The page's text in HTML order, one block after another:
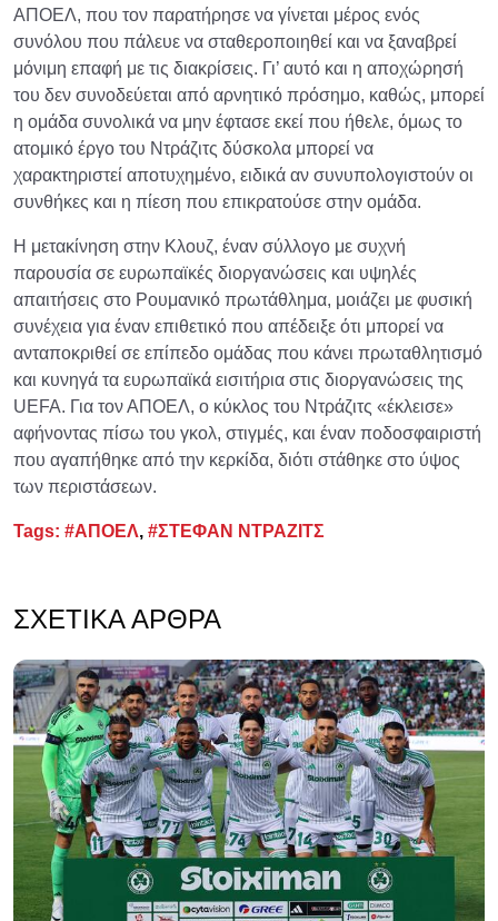
ΑΠΟΕΛ, που τον παρατήρησε να γίνεται μέρος ενός
συνόλου που πάλευε να σταθεροποιηθεί και να ξαναβρεί
μόνιμη επαφή με τις διακρίσεις. Γι’ αυτό και η αποχώρησή
του δεν συνοδεύεται από αρνητικό πρόσημο, καθώς, μπορεί
η ομάδα συνολικά να μην έφτασε εκεί που ήθελε, όμως το
ατομικό έργο του Ντράζιτς δύσκολα μπορεί να
χαρακτηριστεί αποτυχημένο, ειδικά αν συνυπολογιστούν οι
συνθήκες και η πίεση που επικρατούσε στην ομάδα.
Η μετακίνηση στην Κλουζ, έναν σύλλογο με συχνή
παρουσία σε ευρωπαϊκές διοργανώσεις και υψηλές
απαιτήσεις στο Ρουμανικό πρωτάθλημα, μοιάζει με φυσική
συνέχεια για έναν επιθετικό που απέδειξε ότι μπορεί να
ανταποκριθεί σε επίπεδο ομάδας που κάνει πρωταθλητισμό
και κυνηγά τα ευρωπαϊκά εισιτήρια στις διοργανώσεις της
UEFA. Για τον ΑΠΟΕΛ, ο κύκλος του Ντράζιτς «έκλεισε»
αφήνοντας πίσω του γκολ, στιγμές, και έναν ποδοσφαιριστή
που αγαπήθηκε από την κερκίδα, διότι στάθηκε στο ύψος
των περιστάσεων.
Tags: #ΑΠΟΕΛ, #ΣΤΕΦΑΝ ΝΤΡΑΖΙΤΣ
ΣΧΕΤΙΚΆ ΆΡΘΡΑ